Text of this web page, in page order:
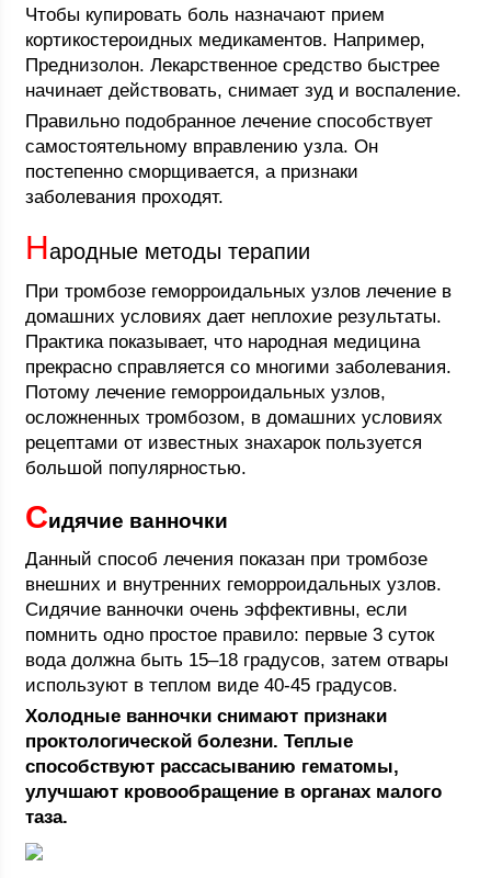
Чтобы купировать боль назначают прием
кортикостероидных медикаментов. Например,
Преднизолон. Лекарственное средство быстрее
начинает действовать, снимает зуд и воспаление.
Правильно подобранное лечение способствует
самостоятельному вправлению узла. Он
постепенно сморщивается, а признаки
заболевания проходят.
Народные методы терапии
При тромбозе геморроидальных узлов лечение в
домашних условиях дает неплохие результаты.
Практика показывает, что народная медицина
прекрасно справляется со многими заболевания.
Потому лечение геморроидальных узлов,
осложненных тромбозом, в домашних условиях
рецептами от известных знахарок пользуется
большой популярностью.
Сидячие ванночки
Данный способ лечения показан при тромбозе
внешних и внутренних геморроидальных узлов.
Сидячие ванночки очень эффективны, если
помнить одно простое правило: первые 3 суток
вода должна быть 15–18 градусов, затем отвары
используют в теплом виде 40-45 градусов.
Холодные ванночки снимают признаки
проктологической болезни. Теплые
способствуют рассасыванию гематомы,
улучшают кровообращение в органах малого
таза.